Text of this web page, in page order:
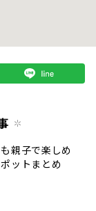
親子で楽しめ
ットまとめ